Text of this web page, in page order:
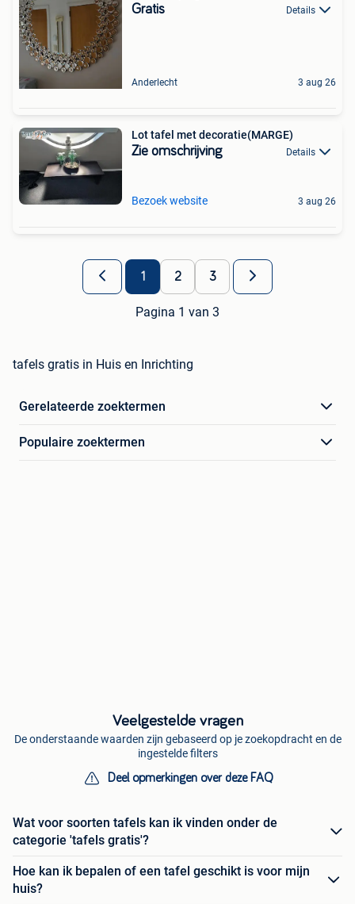
Gratis Details
Anderlecht 3 aug 26
Lot tafel met decoratie(MARGE)
Zie omschrijving Details
Bezoek website 3 aug 26
1 2 3
Pagina 1 van 3
tafels gratis in Huis en Inrichting
Gerelateerde zoektermen
Populaire zoektermen
Veelgestelde vragen
De onderstaande waarden zijn gebaseerd op je zoekopdracht en de
ingestelde filters
Deel opmerkingen over deze FAQ
Wat voor soorten tafels kan ik vinden onder de
categorie 'tafels gratis'?
Hoe kan ik bepalen of een tafel geschikt is voor mijn
huis?